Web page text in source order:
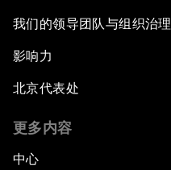
我们的领导团队与组织治理
影响力
北京代表处
更多内容
中心